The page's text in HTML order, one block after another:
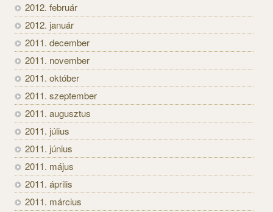
2012. február
2012. január
2011. december
2011. november
2011. október
2011. szeptember
2011. augusztus
2011. július
2011. június
2011. május
2011. április
2011. március